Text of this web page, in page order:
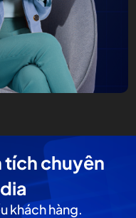
tích chuyên
khách hàng.